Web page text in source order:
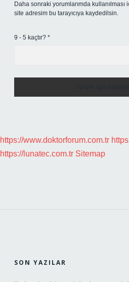
Daha sonraki yorumlarımda kullanılması
site adresim bu tarayıcıya kaydedilsin.
9 - 5 kaçtır? *
https://www.doktorforum.com.tr
https://lunatec.com.tr Sitemap
SON YAZILAR